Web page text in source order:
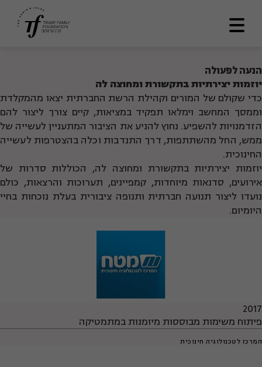
דף הבית
אודותינו
מתווה דרך
תכניות ומענקים
לוח תוצאות
ספריה
צרו קשר
הנעה לפעולה
יוזמות יצירתיות בתקשורת ומחוצה לה
כדי שקולם של המורים וקהילת הרשת החברתית יצאו מהמקלדת
וממסך המחשב וימלאו תפקיד במציאות, קיים צורך ליצור להם
הזדמנויות להשפיע. נחוץ להניע את הציבור המתעניין לעשייה של
ממש, החל מהשתתפות, דרך התנדבות וכלה בהצטרפות לעשייה
החינוכית.
יוזמות יצירתיות בתקשורת ומחוצה לה, הכוללות סדרות של
אירועים, סדנאות מיוחדות, קמפיינים, תערוכות והרצאות, כולם
נועדו ליצור תנועה חברתית ותנופה ציבורית בעלת נוכחות בחיי
היומיום.
2017
פיתוח משימות מבוססות מיומנות במתמטיקה
המרכז לטכנולוגיה חינוכית